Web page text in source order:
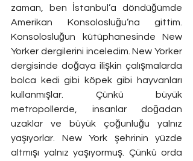
zaman, ben İstanbul’a döndüğümde
Amerikan Konsolosluğu’na gittim.
Konsolosluğun kütüphanesinde New
Yorker dergilerini inceledim. New Yorker
dergisinde doğaya ilişkin çalışmalarda
bolca kedi gibi köpek gibi hayvanları
kullanmışlar. Çünkü büyük
metropollerde, insanlar doğadan
uzaklar ve büyük çoğunluğu yalnız
yaşıyorlar. New York şehrinin yüzde
altmışı yalnız yaşıyormuş. Çünkü orda